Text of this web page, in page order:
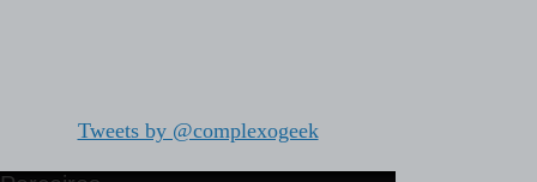
Tweets by @complexogeek